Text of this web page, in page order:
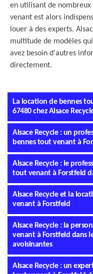
en utilisant de
venant est alors
louer à des experts.
multitude de modèles
avez besoin d'autres
directement.
La location de bennes
67480 chez Alsace
Alsace Recycle : un
bennes tout venant à
Alsace Recycle : le
tout venant à Forstfeld
Alsace Recycle et la
venant à Forstfeld
Alsace Recycle : la
venant à Forstfeld dans
avoisinantes
Alsace Recycle : un